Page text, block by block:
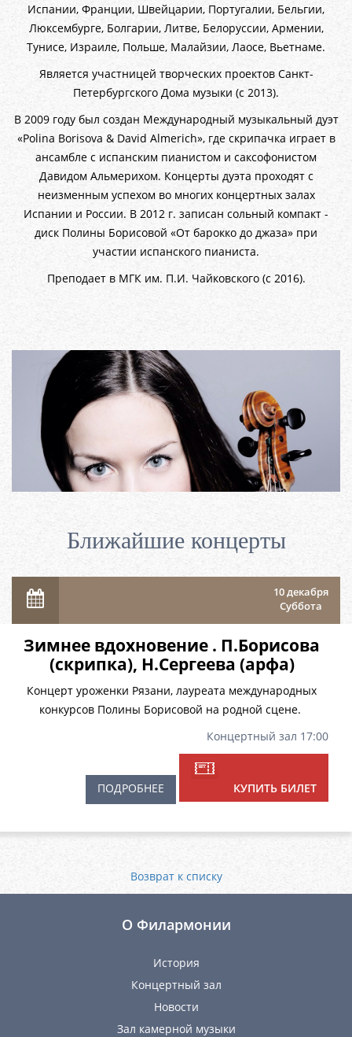
Испании, Франции, Швейцарии, Португалии, Бельгии,
Люксембурге, Болгарии, Литве, Белоруссии, Армении,
Тунисе, Израиле, Польше, Малайзии, Лаосе, Вьетнаме.
Является участницей творческих проектов Санкт-
Петербургского Дома музыки (с 2013).
В 2009 году был создан Международный музыкальный дуэт
«Polina Borisova & David Almerich», где скрипачка играет в
ансамбле с испанским пианистом и саксофонистом
Давидом Альмерихом. Концерты дуэта проходят с
неизменным успехом во многих концертных залах
Испании и России. В 2012 г. записан сольный компакт -
диск Полины Борисовой «От барокко до джаза» при
участии испанского пианиста.
Преподает в МГК им. П.И. Чайковского (с 2016).
Ближайшие концерты
10 декабря
Суббота
Зимнее вдохновение . П.Борисова
(скрипка), Н.Сергеева (арфа)
Концерт уроженки Рязани, лауреата международных
конкурсов Полины Борисовой на родной сцене.
Концертный зал 17:00
ПОДРОБНЕЕ КУПИТЬ БИЛЕТ
Возврат к списку
О Филармонии
История
Концертный зал
Новости
Зал камерной музыки